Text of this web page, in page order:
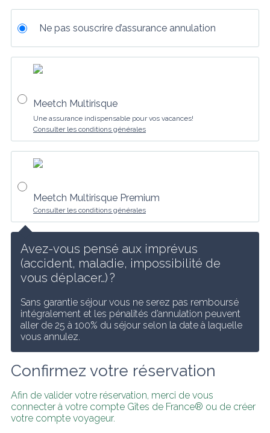
Ne pas souscrire d’assurance annulation
Meetch Multirisque
Une assurance indispensable pour vos vacances!
Consulter les conditions générales
Meetch Multirisque Premium
Consulter les conditions générales
Avez-vous pensé aux imprévus
(accident, maladie, impossibilité de
vous déplacer…) ?
Sans garantie séjour vous ne serez pas remboursé
intégralement et les pénalités d’annulation peuvent
aller de 25 à 100% du séjour selon la date à laquelle
vous annulez.
Confirmez votre réservation
Afin de valider votre réservation, merci de vous
connecter à votre compte Gîtes de France® ou de créer
votre compte voyageur.